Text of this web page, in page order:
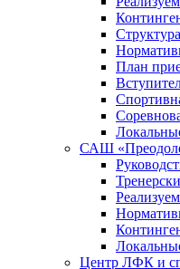
План
САШ
Центр ЛФК и